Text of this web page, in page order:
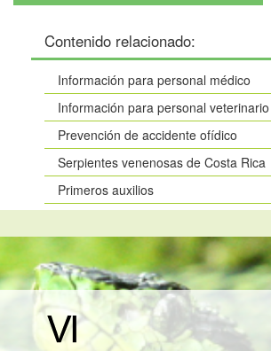
Contenido relacionado:
Información para personal médico
Información para personal veterinario
Prevención de accidente ofídico
Serpientes venenosas de Costa Rica
Primeros auxilios